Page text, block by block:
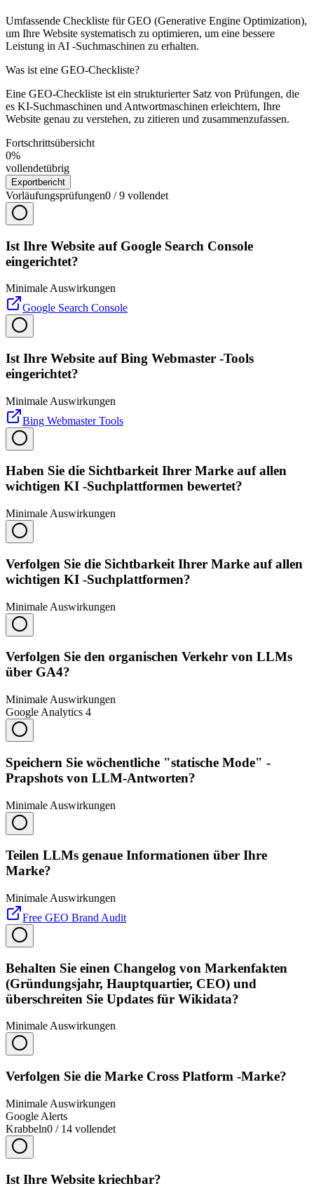
Umfassende Checkliste für GEO (Generative Engine Optimization),
um Ihre Website systematisch zu optimieren, um eine bessere
Leistung in AI -Suchmaschinen zu erhalten.
Was ist eine GEO-Checkliste?
Eine GEO-Checkliste ist ein strukturierter Satz von Prüfungen, die
es KI-Suchmaschinen und Antwortmaschinen erleichtern, Ihre
Website genau zu verstehen, zu zitieren und zusammenzufassen.
Fortschrittsübersicht
0%
vollendetübrig
Exportbericht
Vorläufungsprüfungen0 / 9 vollendet
Ist Ihre Website auf Google Search Console
eingerichtet?
Minimale Auswirkungen
Google Search Console
Ist Ihre Website auf Bing Webmaster -Tools
eingerichtet?
Minimale Auswirkungen
Bing Webmaster Tools
Haben Sie die Sichtbarkeit Ihrer Marke auf allen
wichtigen KI -Suchplattformen bewertet?
Minimale Auswirkungen
Verfolgen Sie die Sichtbarkeit Ihrer Marke auf allen
wichtigen KI -Suchplattformen?
Minimale Auswirkungen
Verfolgen Sie den organischen Verkehr von LLMs
über GA4?
Minimale Auswirkungen
Google Analytics 4
Speichern Sie wöchentliche "statische Mode" -
Prapshots von LLM-Antworten?
Minimale Auswirkungen
Teilen LLMs genaue Informationen über Ihre
Marke?
Minimale Auswirkungen
Free GEO Brand Audit
Behalten Sie einen Changelog von Markenfakten
(Gründungsjahr, Hauptquartier, CEO) und
überschreiten Sie Updates für Wikidata?
Minimale Auswirkungen
Verfolgen Sie die Marke Cross Platform -Marke?
Minimale Auswirkungen
Google Alerts
Krabbeln0 / 14 vollendet
Ist Ihre Website kriechbar?